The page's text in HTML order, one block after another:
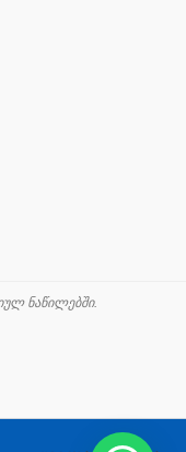
ნაწილებში.